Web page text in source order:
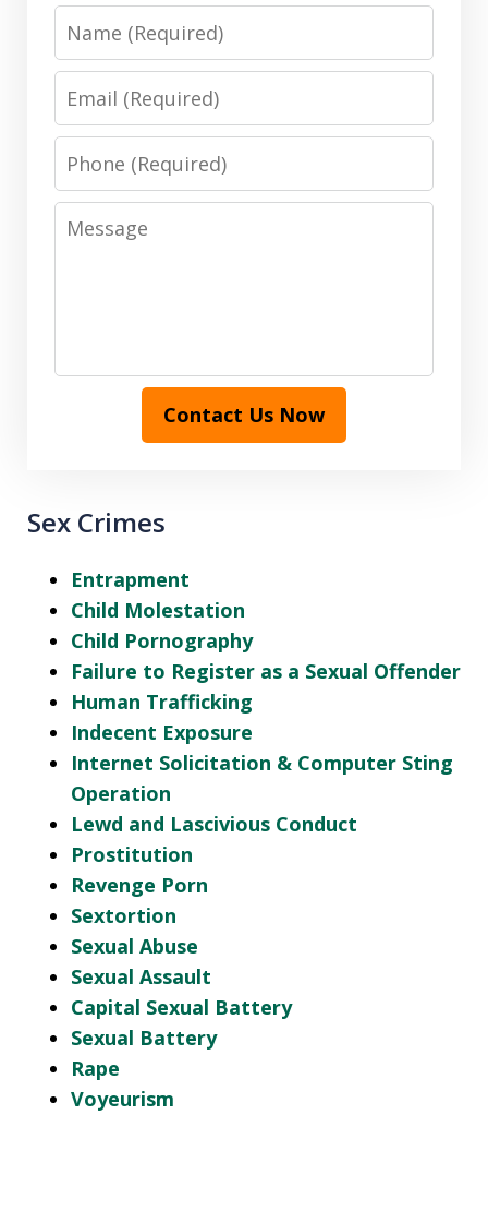
Name
Email
Phone
Message
Contact Us Now
Sex Crimes
Entrapment
Child Molestation
Child Pornography
Failure to Register as a Sexual Offender
Human Trafficking
Indecent Exposure
Internet Solicitation & Computer Sting
Operation
Lewd and Lascivious Conduct
Prostitution
Revenge Porn
Sextortion
Sexual Abuse
Sexual Assault
Capital Sexual Battery
Sexual Battery
Rape
Voyeurism